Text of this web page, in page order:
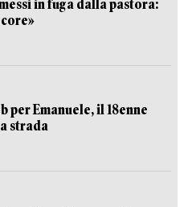
in fuga dalla pastora:
per Emanuele, il 18enne
strada